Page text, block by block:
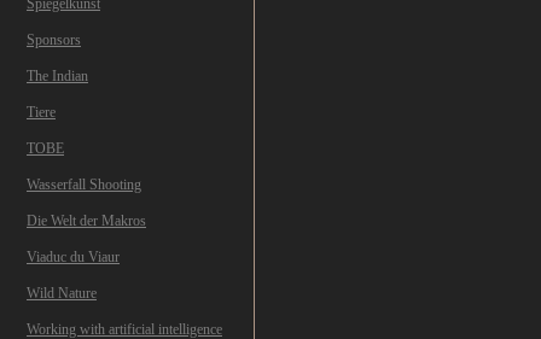
Spiegelkunst
Sponsors
The Indian
Tiere
TOBE
Wasserfall Shooting
Die Welt der Makros
Viaduc du Viaur
Wild Nature
Working with artificial intelligence